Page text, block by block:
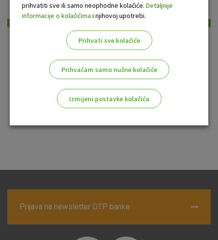
Prijava na newsletter OTP banke
prihvatiti sve ili samo neophodne kolačiće. Detaljnije
informacije o kolačićima i njihovoj upotrebi.
Prihvati sve kolačiće
Prihvaćam samo nužne kolačiće
Izmijeni postavke kolačića
Prihvaćam upotrebu navedenih kolačića